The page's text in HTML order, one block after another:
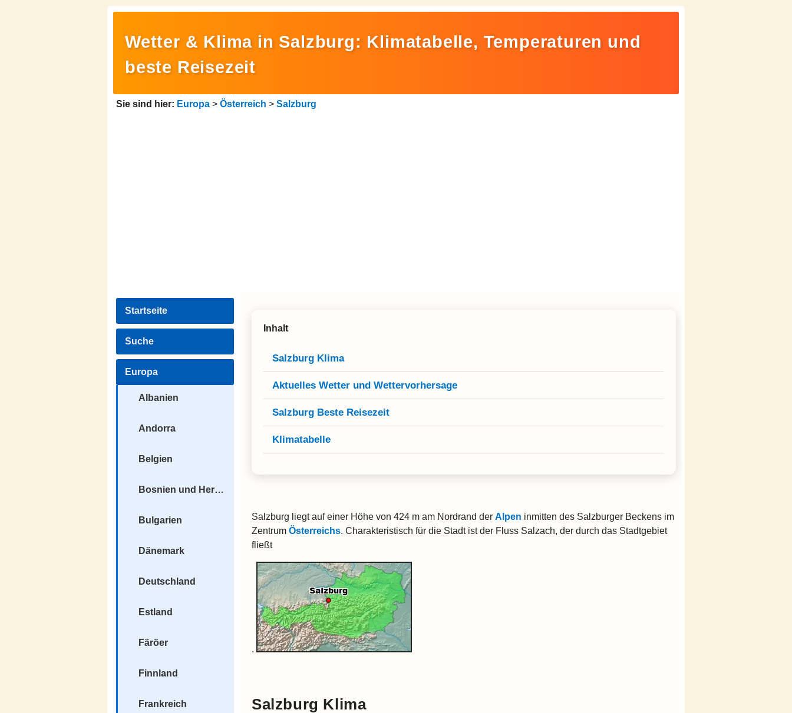
Wetter & Klima in Salzburg: Klimatabelle, Temperaturen und
beste Reisezeit
Sie sind hier: Europa > Österreich > Salzburg
Startseite
Suche
Europa
Albanien
Andorra
Belgien
Bosnien und Herzegowina
Bulgarien
Dänemark
Deutschland
Estland
Färöer
Finnland
Frankreich
Inhalt
Salzburg Klima
Aktuelles Wetter und Wettervorhersage
Salzburg Beste Reisezeit
Klimatabelle
Salzburg liegt auf einer Höhe von 424 m am Nordrand der Alpen inmitten des Salzburger Beckens im
Zentrum Österreichs. Charakteristisch für die Stadt ist der Fluss Salzach, der durch das Stadtgebiet
fließt
.
Salzburg Klima